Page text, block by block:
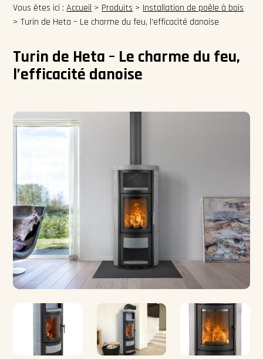
Vous êtes ici :Accueil > Produits > Installation de poêle à bois
>Turin de Heta – Le charme du feu, l’efficacité danoise
Turin de Heta – Le charme du feu,
l’efficacité danoise